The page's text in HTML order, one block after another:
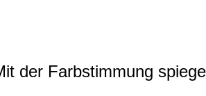
der Farbstimmung